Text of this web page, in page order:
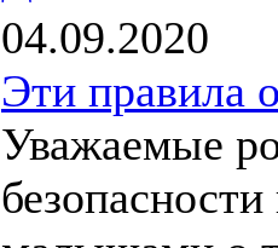
04.09.2020
Эти правила
Уважаемые